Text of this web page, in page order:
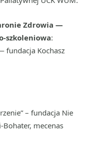
Zdrowia —
szkoleniowa:
fundacja Kochasz
– fundacja Nie
mecenas